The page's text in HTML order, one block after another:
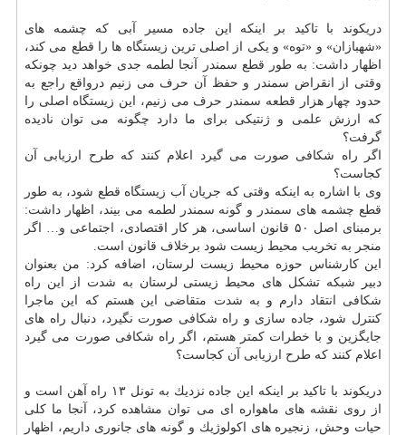
دریكوند با تاكید بر اینكه این جاده مسیر آبی كه چشمه های
«شهبازان» و «توه» و یكی از اصلی ترین زیستگاه ها را قطع می كند،
اظهار داشت: به طور قطع سمندر آنجا لطمه جدی خواهد دید چونكه
وقتی از انقراض سمندر و حفظ آن حرف می زنیم درواقع راجع به
حدود چهار هزار قطعه سمندر حرف می زنیم، این زیستگاه اصلی را
كه ارزش علمی و ژنتیكی برای ما دارد چگونه می توان نادیده
گرفت؟
اگر راه شكافی صورت می گیرد اعلام كنند كه طرح ارزیابی آن
كجاست؟
وی با اشاره به اینكه وقتی كه جریان آب زیستگاه قطع شود، به طور
قطع چشمه های سمندر و گونه سمندر لطمه می بیند، اظهار داشت:
برمبنای اصل ۵۰ قانون اساسی، هر كار اقتصادی، اجتماعی و… اگر
منجر به تخریب محیط زیست شود برخلاف قانون است.
این كارشناس حوزه محیط زیست لرستان، اضافه كرد: من بعنوان
دبیر شبكه تشكل های محیط زیستی لرستان به شدت از این راه
شكافی انتقاد دارم و به شدت متقاضی این هستم كه این ماجرا
كنترل شود، جاده سازی و راه شكافی صورت نگیرد، دنبال راه های
جایگزین و با خطرات كمتر هستم، اگر راه شكافی صورت می گیرد
اعلام كنند كه طرح ارزیابی آن كجاست؟
دریكوند با تاكید بر اینكه این جاده نزدیك به تونل ۱۳ راه آهن است و
از روی نقشه های ماهواره ای می توان مشاهده كرد، آنجا ما كلی
حیات وحش، زنجیره های اكولوژیك و گونه های جانوری داریم، اظهار